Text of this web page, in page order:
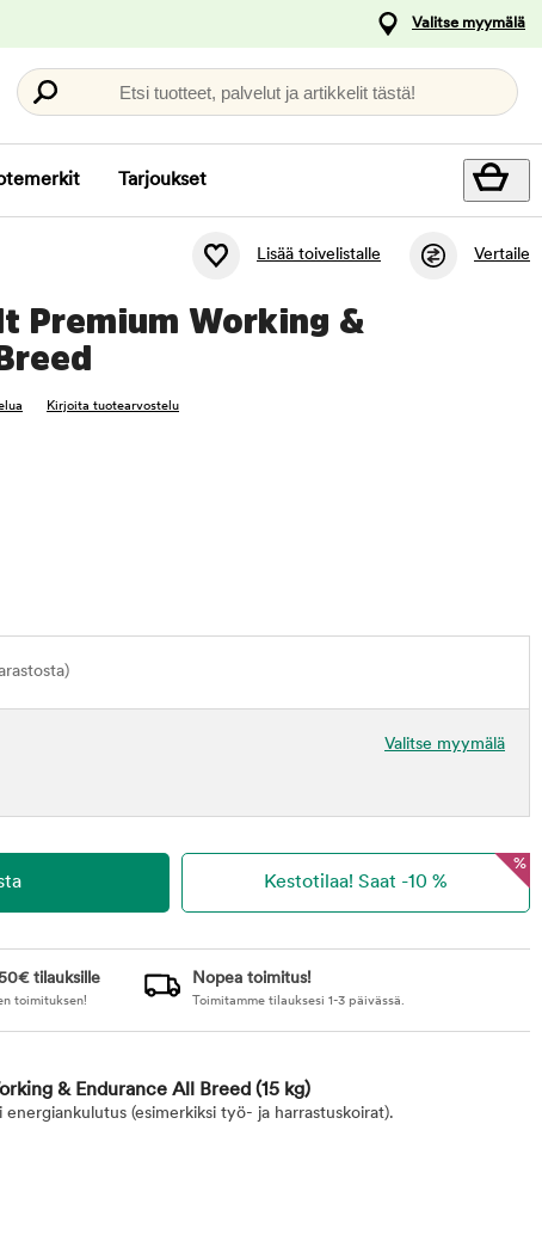
Valitse myymälä
Etsi tuotteet, palvelut ja artikkelit tästä!
Tarjoukset
Lisää toivelistalle Vertaile
Premium Working &
Kirjoita tuotearvostelu
Valitse myymälä
%
tilauksille
toimituksen!
Nopea toimitus!
Toimitamme tilauksesi 1-3 päivässä.
& Endurance All Breed (15 kg)
energiankulutus (esimerkiksi työ- ja harrastuskoirat).